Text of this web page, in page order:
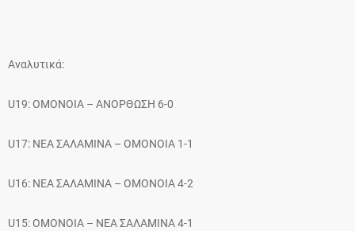
Αναλυτικά:
U19: ΟΜΟΝΟΙΑ – ΑΝΟΡΘΩΣΗ 6-0
U17: ΝΕΑ ΣΑΛΑΜΙΝΑ – ΟΜΟΝΟΙΑ 1-1
U16: ΝΕΑ ΣΑΛΑΜΙΝΑ – ΟΜΟΝΟΙΑ 4-2
U15: ΟΜΟΝΟΙΑ – ΝΕΑ ΣΑΛΑΜΙΝΑ 4-1